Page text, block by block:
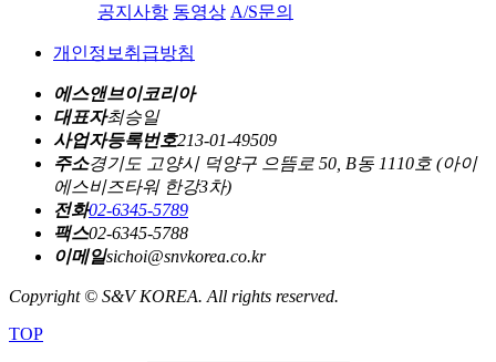
공지사항 동영상 A/S문의
개인정보취급방침
에스앤브이코리아
대표자최승일
사업자등록번호213-01-49509
주소경기도 고양시 덕양구 으뜸로 50, B동 1110호 (아이
에스비즈타워 한강3차)
전화02-6345-5789
팩스02-6345-5788
이메일sichoi@snvkorea.co.kr
Copyright © S&V KOREA. All rights reserved.
TOP